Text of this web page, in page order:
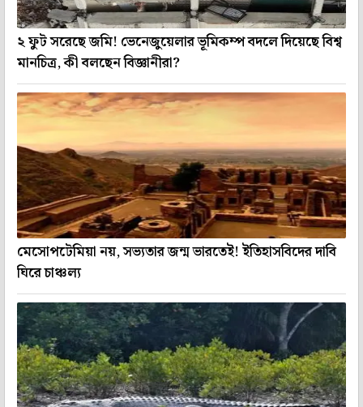
২ ফুট সরেছে জমি! ভেনেজুয়েলার ভূমিকম্প বদলে দিয়েছে বিশ্ব
মানচিত্র, কী বলছেন বিজ্ঞানীরা?
মেসোপটেমিয়া নয়, সভ্যতার জন্ম ভারতেই! ইতিহাসবিদের দাবি
ঘিরে চাঞ্চল্য